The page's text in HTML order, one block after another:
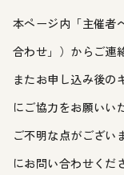
本ページ内「主催者
合わせ」）からご連
またお申し込み後の
にご協力をお願いい
ご不明な点がござい
にお問い合わせくだ